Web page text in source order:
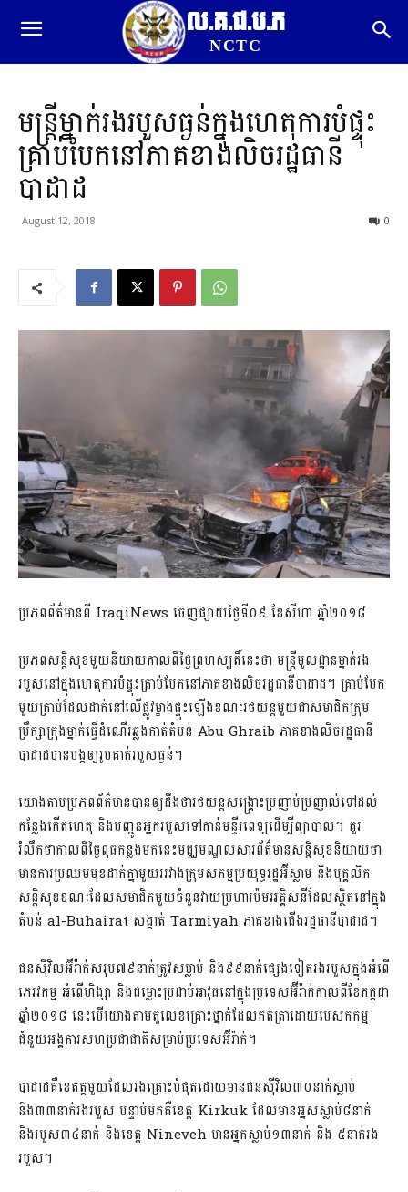
ល.គ.ជ.ប.ភ
NCTC
មន្ត្រីម្នាក់រងរបួសធ្ងន់ក្នុងហេតុការបំផ្ទុះ
គ្រាប់បែកនៅភាគខាងលិចរដ្ឋធានី
បាដាដ
August 12, 2018 0
ប្រភពព័ត៌មានពី IraqiNews ចេញផ្សាយថ្ងៃទី០៩ ខែសីហា ឆ្នាំ២០១៨
ប្រភពសន្តិសុខមួយនិយាយកាលពីថ្ងៃព្រហស្បតិ៍នេះថា មន្រ្តីមូលដ្ឋានម្នាក់រង
របួសនៅក្នុងហេតុការបំផ្ទុះគ្រាប់បែកនៅភាគខាងលិចរដ្ឋធានីបាដាដ។ គ្រាប់បែក
មួយគ្រាប់ដែលដាក់នៅលើផ្លូវម្ខាងផ្ទុះឡើងខណៈរថយន្តមួយជាសមាជិកក្រុម
ប្រឹក្សាក្រុងម្នាក់ធ្វើដំណើរឆ្លងកាត់តំបន់​ Abu Ghraib ភាគខាងលិចរដ្ឋធានី
បាដាដបានបង្កឲ្យរូបគាត់របួសធ្ងន់។
យោងតាមប្រភពព័ត៌មានបានឲ្យដឹងថារថយន្តសង្គ្រោះប្រញាប់ប្រញាល់ទៅដល់
កន្លែងកើតហេតុ និងបញ្ជូនអ្នករបួសទៅកាន់មន្ទីរពេទ្យដើម្បីព្យាបាល។ គួរ
រំលឹកថាកាលពីថ្ងៃពុធកន្លងមកនេះមជ្ឈមណ្ឌលសារព័ត៌មានសន្តិសុខនិយាយថា
មានការប្រឈមមុខដាក់គ្នាមួយររវាងក្រុមសកម្មប្រយុទ្ធរដ្ឋអ៊ីស្លាម និងបុគ្គលិក
សន្តិសុខខណៈដែលសមាជិកមួយចំនួនវាយប្រហារប៉មអគិ្គសនីដែលស្ថិតនៅក្នុង
តំបន់ al-Buhairat សង្កាត់ Tarmiyah ភាគខាងជើងរដ្ឋធានីបាដាដ។
ជនស៊ីវិលអ៊ីរ៉ាក់សរុប៧៩នាក់ត្រូវសម្លាប់ និង៩៩នាក់ផ្សេងទៀតរងរបួសក្នុងអំពើ
ភេរវកម្ម អំពើហិង្សា និងជម្លោះប្រដាប់អាវុធនៅក្នុងប្រទេសអ៊ីរ៉ាក់កាលពីខែកក្កដា
ឆ្នាំ២០១៨ នេះបើយោងតាមតួលេខគ្រោះថ្នាក់ដែលកត់ត្រាដោយបេសកកម្ម
ជំនួយអង្គការសហប្រជាជាតិសម្រាប់ប្រទេសអ៊ីរ៉ាក់។
បាដាដគឺខេតត្តមួយដែលរងគ្រោះបំផុតដោយមានជនស៊ីវិល៣០នាក់ស្លាប់
និង៣៣នាក់រងរបួស បន្ទាប់មកគឺខេត្ត Kirkuk ដែលមានអ្នសស្លាប់៨នាក់
និងរបួស៣៤នាក់ និងខេត្ត Nineveh មានអ្នកស្លាប់១៣នាក់ និង ៥នាក់រង
របួស។